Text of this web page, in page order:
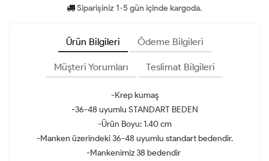
Siparişiniz 1-5 gün içinde kargoda.
Ürün Bilgileri Ödeme Bilgileri
Müşteri Yorumları Teslimat Bilgileri
-Krep kumaş
-36-48 uyumlu STANDART BEDEN
-Ürün Boyu: 1.40 cm
-Manken üzerindeki 36-48 uyumlu standart bedendir.
-Mankenimiz 38 bedendir